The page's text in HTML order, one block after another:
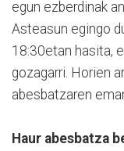
egun ezberdinak
Asteasun egingo
18:30etan hasita,
gozagarri. Horien
abesbatzaren
Haur abesbatza